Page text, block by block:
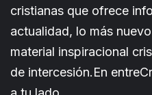
cristianas que ofrece
actualidad, lo más
material inspiracional
de intercesión.En